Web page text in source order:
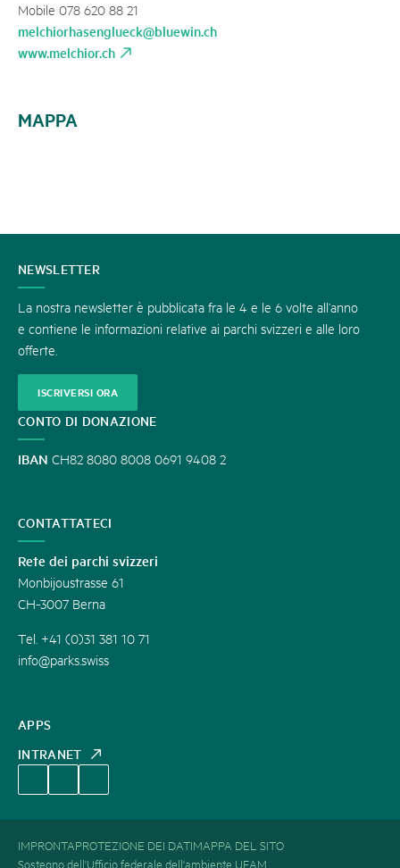
Mobile 078 620 88 21
melchiorhasenglueck@bluewin.ch
www.melchior.ch
MAPPA
CONTATTATECI
APPS
INTRANET
NEWSLETTER
La nostra newsletter è pubblicata fra le 4 e le 6 volte all’anno
e contiene le informazioni relative ai parchi svizzeri e alle loro
offerte.
ISCRIVERSI ORA
CONTO DI DONAZIONE
IBAN CH82 8080 8008 0691 9408 2
CONTATTATECI
Rete dei parchi svizzeri
Monbijoustrasse 61
CH-3007 Berna
Tel. +41 (0)31 381 10 71
info@parks.swiss
IMPRONTAPROTEZIONE DEI DATIMAPPA DEL SITO
Sostegno dell'Ufficio federale dell'ambiente UFAM